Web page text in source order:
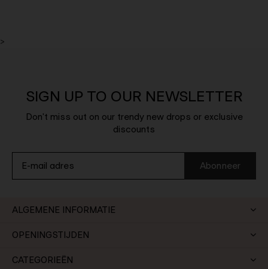
>
SIGN UP TO OUR NEWSLETTER
Don't miss out on our trendy new drops or exclusive
discounts
Abonneer
ALGEMENE INFORMATIE
OPENINGSTIJDEN
CATEGORIEËN